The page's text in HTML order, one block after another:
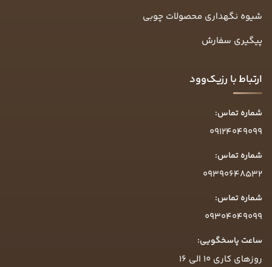
شیوه نگهداری محصولات چوبی
پیگیری سفارش
ارتباط با رزیک‌وود
شماره تماس:
09124049099
شماره تماس:
09390648532
شماره تماس:
09304049099
ساعت پاسخگویی:
روزهای کاری ۱۰ الی ۱۶